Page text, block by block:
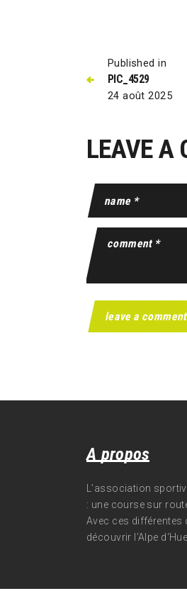
Published in
PIC_4529
24 août 2025
LEAVE A
A propos
L’association
: une course sur
Avec ces différentes
découvrir l’Alpe